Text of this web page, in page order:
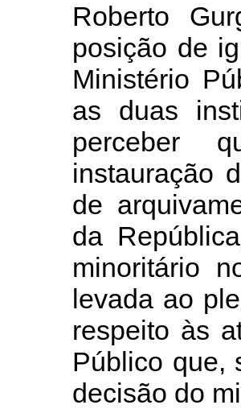
Roberto
posição de
Ministério
as duas
perceber
instauração
de
da
minoritário
levada ao
respeito às
Público que,
decisão do